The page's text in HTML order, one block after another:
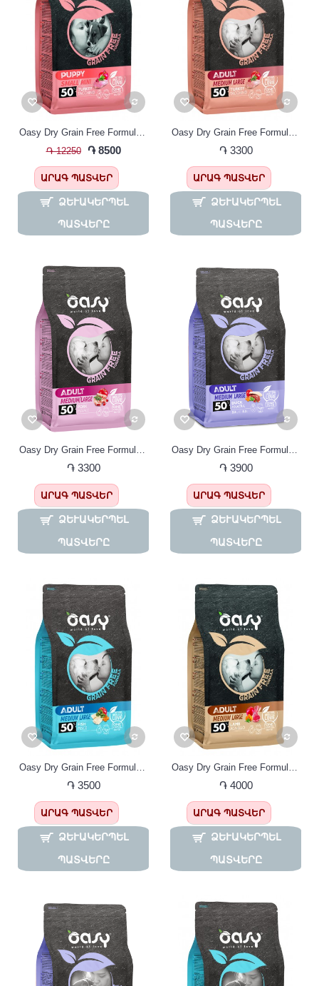
֏ 12250
֏ 8500
ԱՐԱԳ ՊԱՏՎԵՐ
ՁԵՒԱԿԵՐՊԵԼ Պ
ԱՏՎԵՐԸ
֏ 3300
ԱՐԱԳ ՊԱՏՎԵՐ
ՁԵՒԱԿԵՐՊԵԼ Պ
ԱՏՎԵՐԸ
֏ 3300
ԱՐԱԳ ՊԱՏՎԵՐ
ՁԵՒԱԿԵՐՊԵԼ Պ
ԱՏՎԵՐԸ
֏ 3900
ԱՐԱԳ ՊԱՏՎԵՐ
ՁԵՒԱԿԵՐՊԵԼ Պ
ԱՏՎԵՐԸ
Oasy Dry Grain Free Formula Adult Medium Large Fish, Շան կեր միջին և խոշոր ցեղատեսակների համար, ԱՌԱՆՑ ՀԱՑԱՀԱՏԻԿ , ձկան մսով
֏ 3500
ԱՐԱԳ ՊԱՏՎԵՐ
ՁԵՒԱԿԵՐՊԵԼ Պ
ԱՏՎԵՐԸ
Oasy Dry Grain Free Formula Adult Medium Large Lamb Շան կեր միջին և խոշոր ցեղատեսակների համար, ԱՌԱՆՑ ՀԱՑԱՀԱՏԻԿ , գառան մսով
֏ 4000
ԱՐԱԳ ՊԱՏՎԵՐ
ՁԵՒԱԿԵՐՊԵԼ Պ
ԱՏՎԵՐԸ